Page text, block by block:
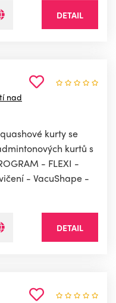
DETAIL
nad
kurty se
kurtů s
- FLEXI -
- VacuShape -
DETAIL